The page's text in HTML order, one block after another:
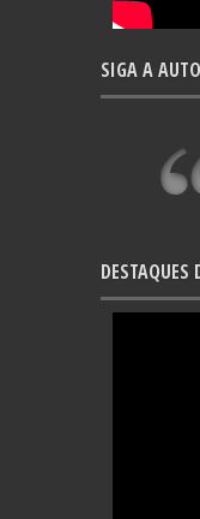
SIGA A
DESTAQUES